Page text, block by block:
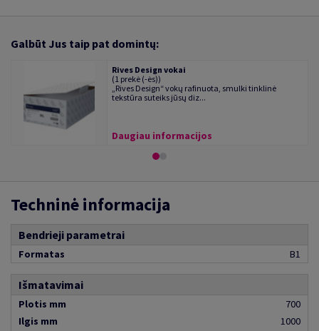
Galbūt Jus taip pat domintų:
Rives Design vokai
(1 prekė (-ės))
„Rives Design“ vokų rafinuota, smulki tinklinė
tekstūra suteiks jūsų diz...
Daugiau informacijos
Techninė informacija
Bendrieji parametrai
Formatas B1
Išmatavimai
Plotis mm
700
Ilgis mm
1000